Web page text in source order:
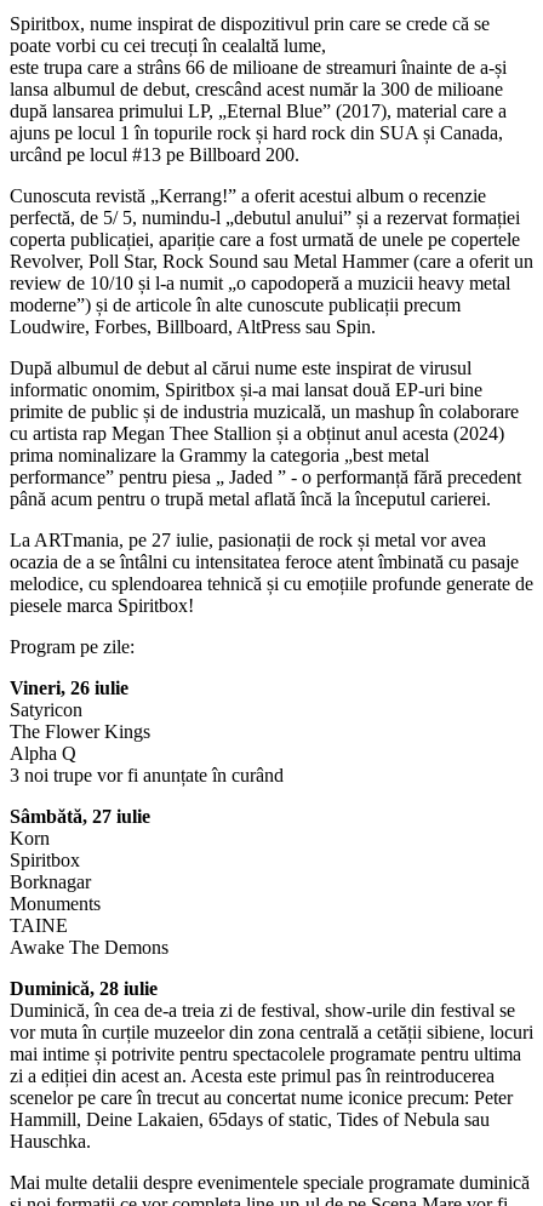
Spiritbox, nume inspirat de dispozitivul prin care se crede că se
poate vorbi cu cei trecuți în cealaltă lume,
este trupa care a strâns 66 de milioane de streamuri înainte de a-și
lansa albumul de debut, crescând acest număr la 300 de milioane
după lansarea primului LP, „Eternal Blue” (2017), material care a
ajuns pe locul 1 în topurile rock și hard rock din SUA și Canada,
urcând pe locul #13 pe Billboard 200.
Cunoscuta revistă „Kerrang!” a oferit acestui album o recenzie
perfectă, de 5/ 5, numindu-l „debutul anului” și a rezervat formației
coperta publicației, apariție care a fost urmată de unele pe copertele
Revolver, Poll Star, Rock Sound sau Metal Hammer (care a oferit un
review de 10/10 și l-a numit „o capodoperă a muzicii heavy metal
moderne”) și de articole în alte cunoscute publicații precum
Loudwire, Forbes, Billboard, AltPress sau Spin.
După albumul de debut al cărui nume este inspirat de virusul
informatic onomim, Spiritbox și-a mai lansat două EP-uri bine
primite de public și de industria muzicală, un mashup în colaborare
cu artista rap Megan Thee Stallion și a obținut anul acesta (2024)
prima nominalizare la Grammy la categoria „best metal
performance” pentru piesa „ Jaded ” - o performanță fără precedent
până acum pentru o trupă metal aflată încă la începutul carierei.
La ARTmania, pe 27 iulie, pasionații de rock și metal vor avea
ocazia de a se întâlni cu intensitatea feroce atent îmbinată cu pasaje
melodice, cu splendoarea tehnică și cu emoțiile profunde generate de
piesele marca Spiritbox!
Program pe zile:
Vineri, 26 iulie
Satyricon
The Flower Kings
Alpha Q
3 noi trupe vor fi anunțate în curând
Sâmbătă, 27 iulie
Korn
Spiritbox
Borknagar
Monuments
TAINE
Awake The Demons
Duminică, 28 iulie
Duminică, în cea de-a treia zi de festival, show-urile din festival se
vor muta în curțile muzeelor din zona centrală a cetății sibiene, locuri
mai intime și potrivite pentru spectacolele programate pentru ultima
zi a ediției din acest an. Acesta este primul pas în reintroducerea
scenelor pe care în trecut au concertat nume iconice precum: Peter
Hammill, Deine Lakaien, 65days of static, Tides of Nebula sau
Hauschka.
Mai multe detalii despre evenimentele speciale programate duminică